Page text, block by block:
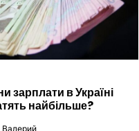
зарплати в Україні
найбільше?
Валерий